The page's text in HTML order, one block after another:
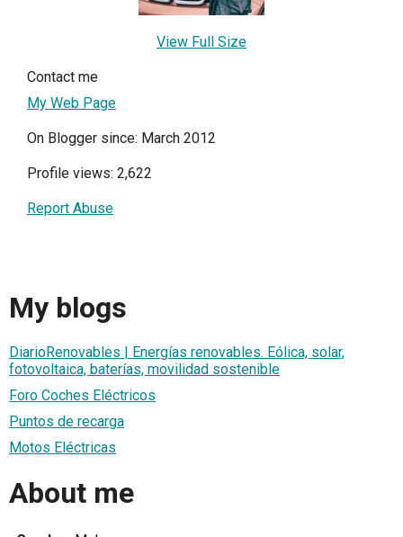
View Full Size
Contact me
My Web Page
On Blogger since: March 2012
Profile views: 2,622
Report Abuse
My blogs
DiarioRenovables | Energías renovables. Eólica, solar,
fotovoltaica, baterías, movilidad sostenible
Foro Coches Eléctricos
Puntos de recarga
Motos Eléctricas
About me